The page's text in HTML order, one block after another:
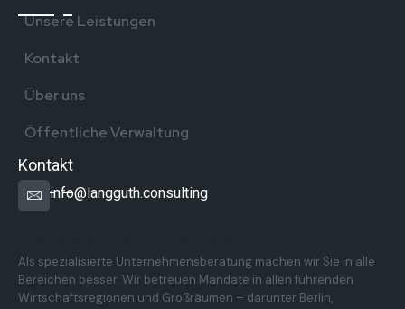
Unsere Leistungen
Kontakt
Über uns
Öffentliche Verwaltung
Kontakt
info@langguth.consulting
Als spezialisierte Unternehmensberatung machen wir Sie in alle
Bereichen besser. Wir betreuen Mandate in allen führenden
Wirtschaftsregionen und Großräumen – darunter Berlin,